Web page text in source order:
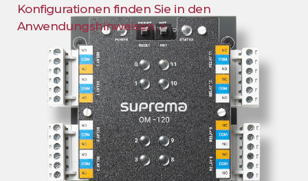
Konfigurationen finden Sie in den
Anwendungshinweisen. >